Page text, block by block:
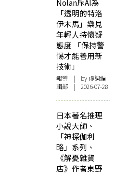
Nolan斥AI為
「透明的特洛
伊木馬」樂見
年輕人持懷疑
態度 「保持警
惕才能善用新
技術」
報導 | by 虛詞編
輯部 | 2026-07-28
日本著名推理
小說大師、
「神探伽利
略」系列、
《解憂雜貨
店》作者東野